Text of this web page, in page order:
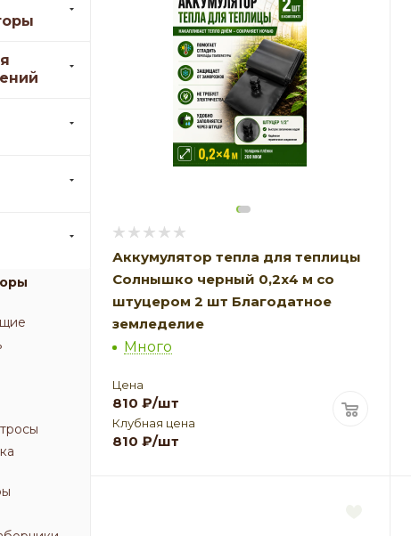
Аккумулятор тепла для теплицы
Солнышко черный 0,2х4 м со
штуцером 2 шт Благодатное
земледелие
Много
Цена
810 ₽/шт
Клубная цена
810 ₽/шт